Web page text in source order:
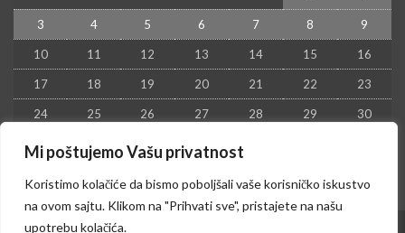
Mi poštujemo Vašu privatnost
Koristimo kolačiće da bismo poboljšali vaše korisničko iskustvo
na ovom sajtu. Klikom na "Prihvati sve", pristajete na našu
upotrebu kolačića.
3 4 5 6 7 8 9
10 11 12 13 14 15 16
17 18 19 20 21 22 23
24 25 26 27 28 29 30
31